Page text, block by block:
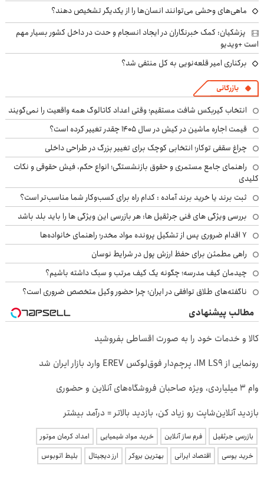
ماهی‌های وحشی می‌توانند انسان‌ها را از یکدیگر تشخیص دهند؟
پزشکیان: کمک خبرنگاران در ایجاد انسجام و حدت در داخل کشور بسیار مهم
است +ویدیو
برکناری امیر قلعه‌نویی به کل منتفی شد؟
بازرگانی
انتخاب گیربکس شافت مستقیم؛ وقتی اعداد کاتالوگ همه واقعیت را نمی‌گویند
قیمت اجاره ماشین در کیش در سال ۱۴۰۵ چقدر تغییر کرده است؟
چراغ سقفی توکار؛ انتخابی کوچک برای تغییر بزرگ در طراحی داخلی
راهنمای جامع مستمری و حقوق بازنشستگی؛ انواع حکم، فیش حقوقی و نکات
کلیدی
ثبت برند یا خرید برند آماده : کدام راه برای کسب‌وکار شما مناسب‌تر است؟
بررسی ویژگی های فنی جرثقیل ها: هر بازرسی این ویژگی ها را باید بلد باشد
۷ اقدام ضروری پس از تشکیل پرونده مواد مخدر؛ راهنمای خانواده‌ها
راهی مطمئن برای حفظ ارزش پول در شرایط نوسان
چیدمان کیف مدرسه؛ چگونه یک کیف مرتب و سبک داشته باشیم؟
ناگفته‌های طلاق توافقی در ایران؛ چرا حضور وکیل متخصص ضروری است؟
مطالب پیشنهادی
کالا و خدمات خود را به صورت اقساطی بفروشید
رونمایی از IM LS9، پرچم‌دار فوق‌لوکس EREV وارد بازار ایران شد
وام ۳ میلیاردی، ویژه صاحبان فروشگاه‌های آنلاین و حضوری
بازدید آنلاین‌شاپت رو زیاد کن، بازدید بالاتر = درآمد بیشتر
بازرسی جرثقیل فرم ساز آنلاین خرید مواد شیمیایی
امداد کرمان موتور
خرید یوسی
اقتصاد ایرانی بهترین بروکر ارز دیجیتال بلیط اتوبوس